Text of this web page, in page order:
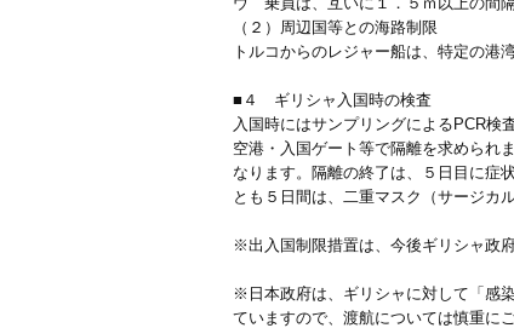
（２）周辺国等との海路制限
トルコからのレジャー船は、特定の港
■４ ギリシャ入国時の検査
入国時にはサンプリングによるPCR検
空港・入国ゲート等で隔離を求められ
なります。隔離の終了は、５日目に症
とも５日間は、二重マスク（サージカ
※出入国制限措置は、今後ギリシャ政
※日本政府は、ギリシャに対して「感
ていますので、渡航については慎重に